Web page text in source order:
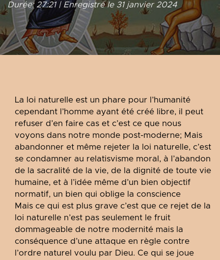
Durée: 27:21| Enregistré le 31 janvier 2024
La loi naturelle est un phare pour l’humanité
cependant l’homme ayant été créé libre, il peut
refuser d’en faire cas et c’est ce que nous
voyons dans notre monde post-moderne; Mais
abandonner et même rejeter la loi naturelle, c’est
se condamner au relatisvisme moral, à l’abandon
de la sacralité de la vie, de la dignité de toute vie
humaine, et à l’idée même d’un bien objectif
normatif, un bien qui oblige la conscience
Mais ce qui est plus grave c’est que ce rejet de la
loi naturelle n’est pas seulement le fruit
dommageable de notre modernité mais la
conséquence d’une attaque en règle contre
l’ordre naturel voulu par Dieu. Ce qui se joue